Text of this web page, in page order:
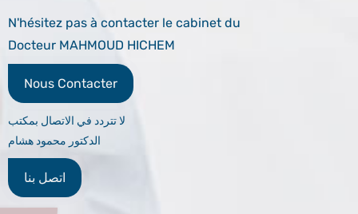
N'hésitez pas à contacter le cabinet du
Docteur MAHMOUD HICHEM
Nous Contacter
لا تتردد في الاتصال بمكتب
الدكتور محمود هشام
اتصل بنا